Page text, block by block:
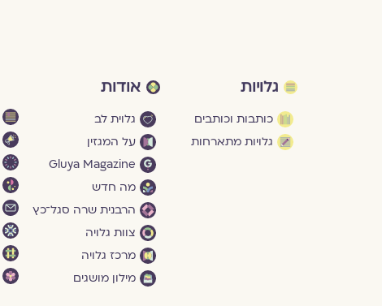
גלויות
כותבות וכותבים
גלויות מתארחות
אודות
גלוית לב
על המגזין
Gluya Magazine
מה חדש
הרבנית שרה סגל־כץ
צוות גלויה
מרכז גלויה
מילון מושגים